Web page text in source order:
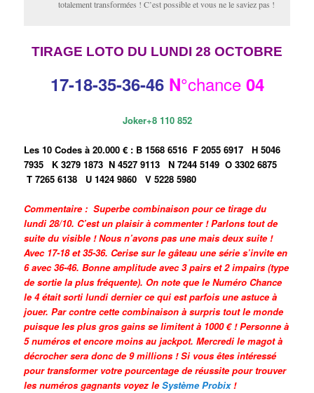
totalement transformées ! C’est possible et vous ne le saviez pas !
TIRAGE LOTO DU LUNDI 28 OCTOBRE
17-18-35-36-46 N°chance04
Joker+8 110 852
Les 10 Codes à 20.000 € : B 1568 6516 F 2055 6917H 5046
7935 K 3279 1873N 4527 9113N 7244 5149O 3302 6875
T 7265 6138 U 1424 9860V 5228 5980
Commentaire : Superbe combinaison pour ce tirage du
lundi 28/10. C’est un plaisir à commenter ! Parlons tout de
suite du visible ! Nous n’avons pas une mais deux suite !
Avec 17-18 et 35-36. Cerise sur le gâteau une série s’invite en
6 avec 36-46. Bonne amplitude avec 3 pairs et 2 impairs (type
de sortie la plus fréquente). On note que le Numéro Chance
le 4 était sorti lundi dernier ce qui est parfois une astuce à
jouer. Par contre cette combinaison à surpris tout le monde
puisque les plus gros gains se limitent à 1000 € ! Personne à
5 numéros et encore moins au jackpot. Mercredi le magot à
décrocher sera donc de 9 millions ! Si vous êtes intéressé
pour transformer votre pourcentage de réussite pour trouver
les numéros gagnants voyez leSystème Probix!